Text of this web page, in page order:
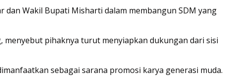
Wakil Bupati Misharti dalam membangun SDM yang
menyebut pihaknya turut menyiapkan dukungan dari sisi
sebagai sarana promosi karya generasi muda.